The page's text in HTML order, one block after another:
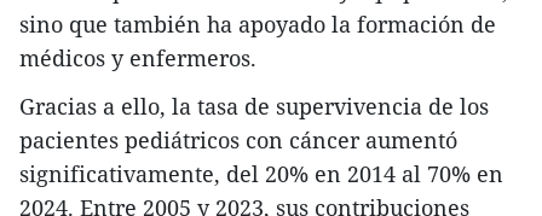
sino que también ha apoyado la formación de
médicos y enfermeros.
Gracias a ello, la tasa de supervivencia de los
pacientes pediátricos con cáncer aumentó
significativamente, del 20% en 2014 al 70% en
2024. Entre 2005 y 2023, sus contribuciones